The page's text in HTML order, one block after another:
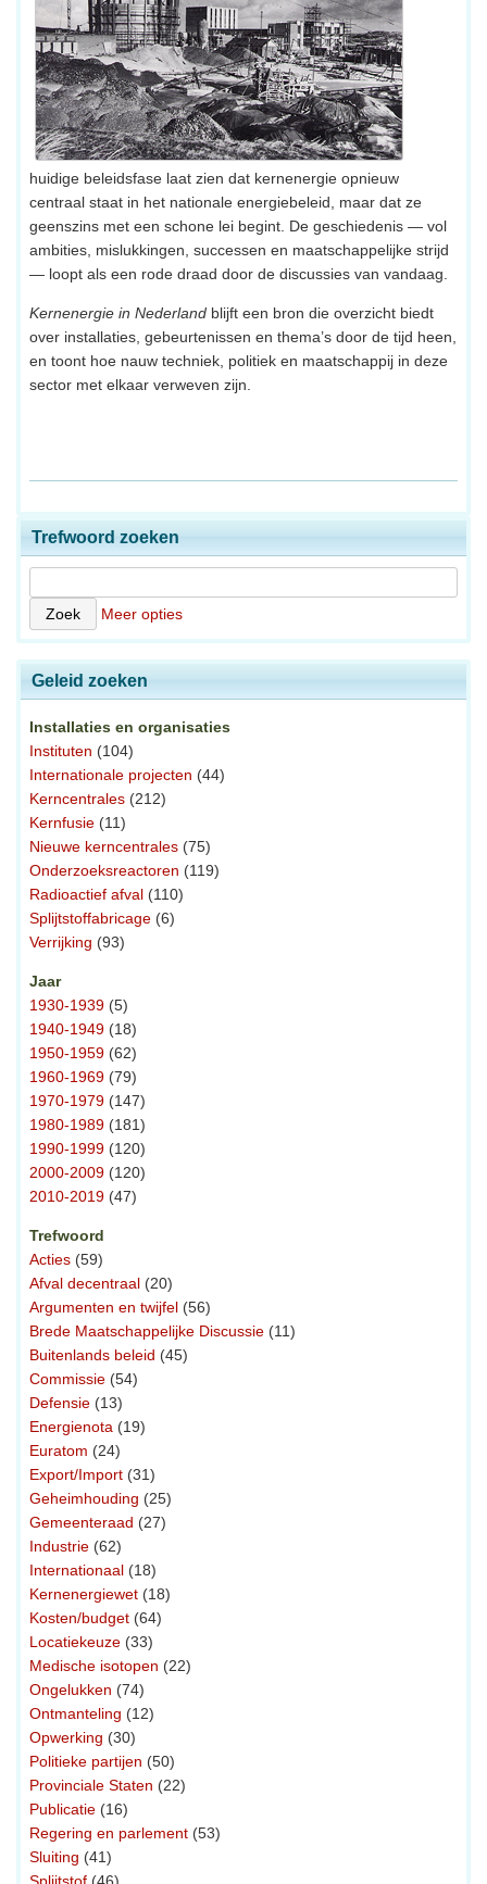
huidige beleidsfase laat zien dat kernenergie opnieuw
centraal staat in het nationale energiebeleid, maar dat ze
geenszins met een schone lei begint. De geschiedenis — vol
ambities, mislukkingen, successen en maatschappelijke strijd
— loopt als een rode draad door de discussies van vandaag.
Kernenergie in Nederland blijft een bron die overzicht biedt
over installaties, gebeurtenissen en thema’s door de tijd heen,
en toont hoe nauw techniek, politiek en maatschappij in deze
sector met elkaar verweven zijn.
Trefwoord zoeken
Meer opties
Geleid zoeken
Installaties en organisaties
Instituten (104)
Internationale projecten (44)
Kerncentrales (212)
Kernfusie (11)
Nieuwe kerncentrales (75)
Onderzoeksreactoren (119)
Radioactief afval (110)
Splijtstoffabricage (6)
Verrijking (93)
Jaar
1930-1939 (5)
1940-1949 (18)
1950-1959 (62)
1960-1969 (79)
1970-1979 (147)
1980-1989 (181)
1990-1999 (120)
2000-2009 (120)
2010-2019 (47)
Trefwoord
Acties (59)
Afval decentraal (20)
Argumenten en twijfel (56)
Brede Maatschappelijke Discussie (11)
Buitenlands beleid (45)
Commissie (54)
Defensie (13)
Energienota (19)
Euratom (24)
Export/Import (31)
Geheimhouding (25)
Gemeenteraad (27)
Industrie (62)
Internationaal (18)
Kernenergiewet (18)
Kosten/budget (64)
Locatiekeuze (33)
Medische isotopen (22)
Ongelukken (74)
Ontmanteling (12)
Opwerking (30)
Politieke partijen (50)
Provinciale Staten (22)
Publicatie (16)
Regering en parlement (53)
Sluiting (41)
Splijtstof (46)